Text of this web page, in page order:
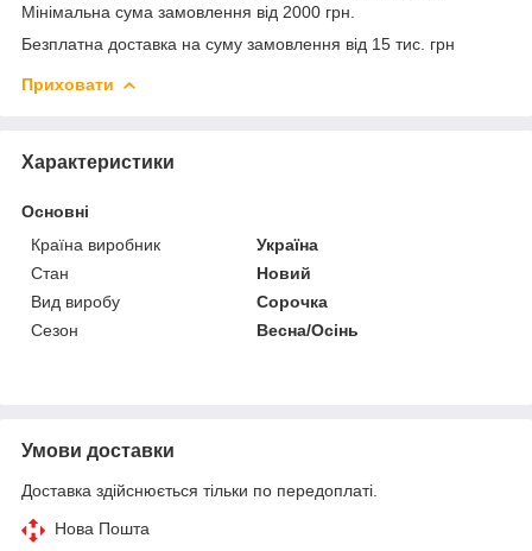
Мінімальна сума замовлення від 2000 грн.
Безплатна доставка на суму замовлення від 15 тис. грн
Приховати
Характеристики
Основні
Країна виробник
Україна
Стан
Новий
Вид виробу
Сорочка
Сезон
Весна/Осінь
Умови доставки
Доставка здійснюється тільки по передоплаті.
Нова Пошта